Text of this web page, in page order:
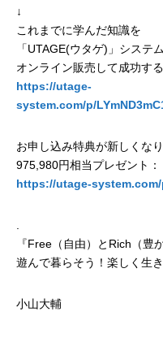
↓
これまでに学んだ知識を
「UTAGE(ウタゲ)」システ
オンライン販売して成功する
https://utage-
system.com/p/
お申し込み特典が新しくな
975,980円相当プレゼント：
https://utage-system.com/
『Free（自由）とRich（豊
遊んで暮らそう！楽しく生き
小山大輔